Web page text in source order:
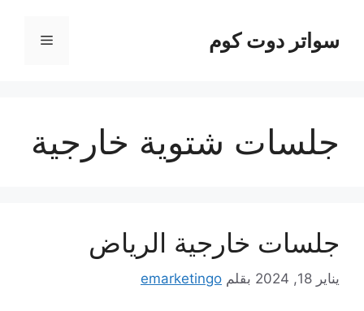
المحتوىسواتر دوت كوم القائمة
جلسات شتوية خارجية
جلسات خارجية الرياض
يناير 18, 2024 بقلم emarketingo